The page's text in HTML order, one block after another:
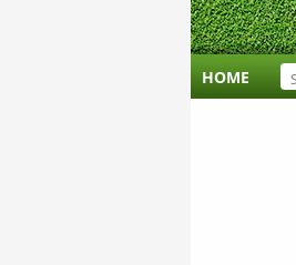
HOME